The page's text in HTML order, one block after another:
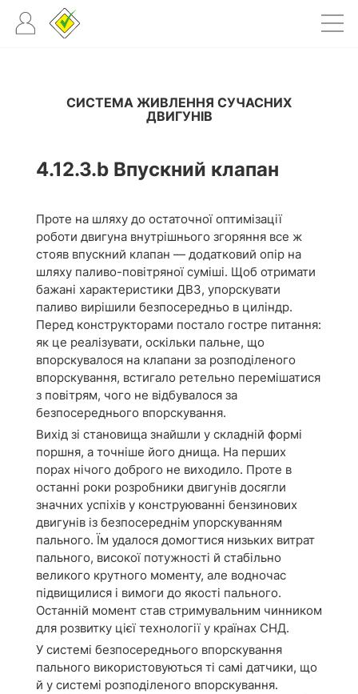
СИСТЕМА ЖИВЛЕННЯ СУЧАСНИХ
ДВИГУНІВ
4.12.3.b Впускний клапан
Проте на шляху до остаточної оптимізації
роботи двигуна внутрішнього згоряння все ж
стояв впускний клапан — додатковий опір на
шляху паливо-повітряної суміші. Щоб отримати
бажані характеристики ДВЗ, упорскувати
паливо вирішили безпосередньо в циліндр.
Перед конструкторами постало гостре питання:
як це реалізувати, оскільки пальне, що
впорскувалося на клапани за розподіленого
впорскування, встигало ретельно перемішатися
з повітрям, чого не відбувалося за
безпосереднього впорскування.
Вихід зі становища знайшли у складній формі
поршня, а точніше його днища. На перших
порах нічого доброго не виходило. Проте в
останні роки розробники двигунів досягли
значних успіхів у конструюванні бензинових
двигунів із безпосереднім упорскуванням
пального. Їм удалося домогтися низьких витрат
пального, високої потужності й стабільно
великого крутного моменту, але водночас
підвищилися і вимоги до якості пального.
Останній момент став стримувальним чинником
для розвитку цієї технології у країнах СНД.
У системі безпосереднього впорскування
пального використовуються ті самі датчики, що
й у системі розподіленого впорскування.